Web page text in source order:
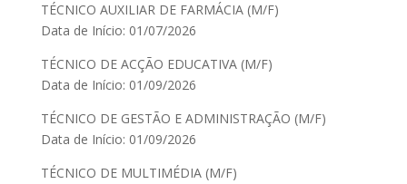
TÉCNICO AUXILIAR DE FARMÁCIA (M/F)
Data de Início: 01/07/2026
TÉCNICO DE ACÇÃO EDUCATIVA (M/F)
Data de Início: 01/09/2026
TÉCNICO DE GESTÃO E ADMINISTRAÇÃO (M/F)
Data de Início: 01/09/2026
TÉCNICO DE MULTIMÉDIA (M/F)